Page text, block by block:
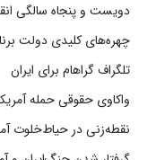
دویست و پنجاه سالگی
چهره‌های کلیدی دولت
تلگراف گراهام برای ایران
واکاوی حقوقی حمله
نقطه‌زنی در حیاط‌خلوت